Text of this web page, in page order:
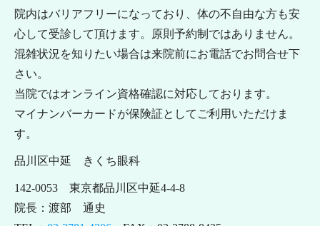
院内はバリアフリーになっており、体の不自由な方も安
心して受診して頂けます。原則予約制ではありません。
混雑状況を知りたい場合は来院前にお電話でお問合せ下
さい。
当院ではオンライン資格確認に対応しております。
マイナンバーカードが保険証としてご利用いただけま
す。
品川区中延 きくち眼科
142-0053 東京都品川区中延4-4-8
院長：渡部 通史